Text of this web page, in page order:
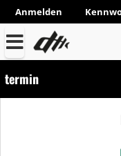
Anmelden
termin